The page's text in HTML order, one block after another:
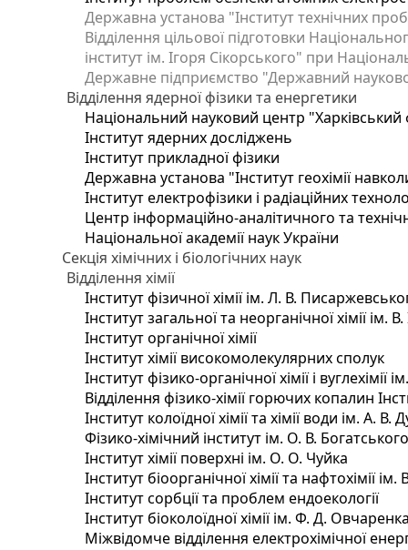
Державна установа "Інститут технічних
Відділення цільової підготовки
інститут ім. Ігоря Сікорського" при
Державне підприємство "Державний
Відділення ядерної фізики та енергетики
Національний науковий центр "Харківський
Інститут ядерних досліджень
Інститут прикладної фізики
Державна установа "Інститут геохімії
Інститут електрофізики і радіаційних
Центр інформаційно-аналітичного та
Національної академії наук України
Секція хімічних і біологічних наук
Відділення хімії
Інститут фізичної хімії ім. Л. В.
Інститут загальної та неорганічної хімії ім.
Інститут органічної хімії
Інститут хімії високомолекулярних сполук
Інститут фізико-органічної хімії і
Відділення фізико-хімії горючих копалин
Інститут колоїдної хімії та хімії води ім. А.
Фізико-хімічний інститут ім. О. В.
Інститут хімії поверхні ім. О. О. Чуйка
Інститут біоорганічної хімії та нафтохімії
Інститут сорбції та проблем ендоекології
Інститут біоколоїдної хімії ім. Ф. Д.
Міжвідомче відділення електрохімічної